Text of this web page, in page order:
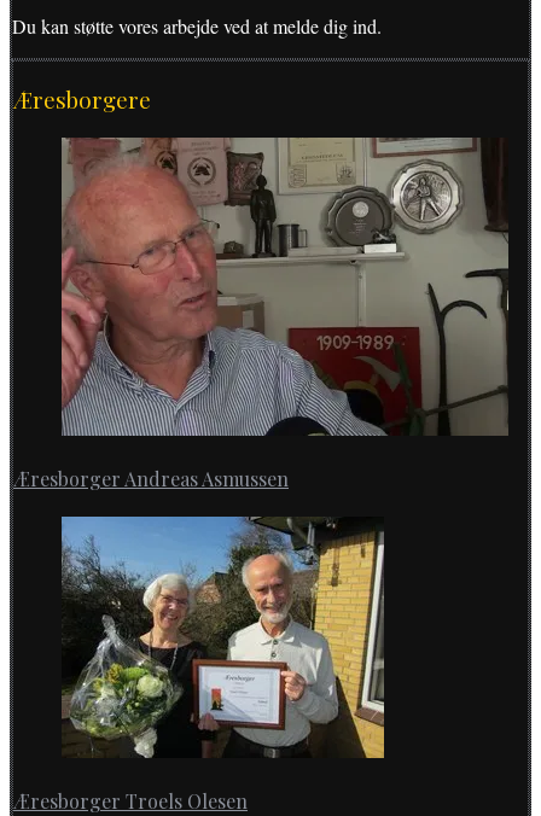
Du kan støtte vores arbejde ved at melde dig ind.
Æresborgere
Æresborger Andreas Asmussen
Æresborger Troels Olesen